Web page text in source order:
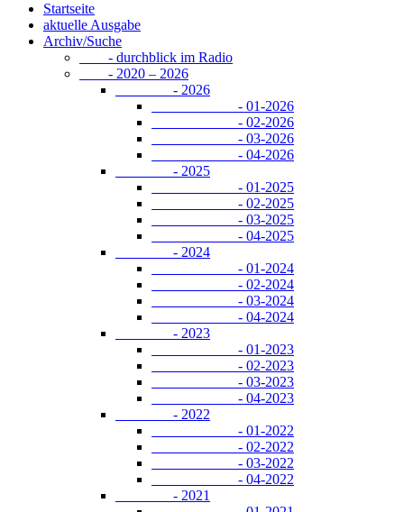
Startseite
aktuelle Ausgabe
Archiv/Suche
- durchblick im Radio
- 2020 – 2026
- 2026
- 01-2026
- 02-2026
- 03-2026
- 04-2026
- 2025
- 01-2025
- 02-2025
- 03-2025
- 04-2025
- 2024
- 01-2024
- 02-2024
- 03-2024
- 04-2024
- 2023
- 01-2023
- 02-2023
- 03-2023
- 04-2023
- 2022
- 01-2022
- 02-2022
- 03-2022
- 04-2022
- 2021